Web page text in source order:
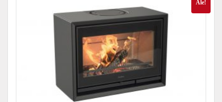
500,00 €. 125,00 €.
Ale!